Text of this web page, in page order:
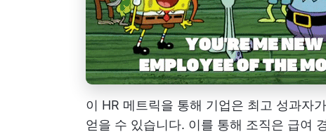
이 HR 메트릭을 통해 기업은 최고 성과자
얻을 수 있습니다. 이를 통해 조직은 급여